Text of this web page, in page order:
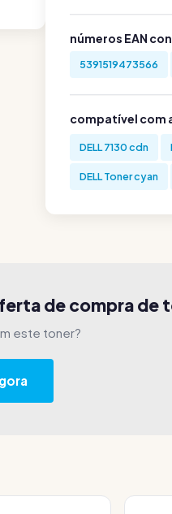
números EAN
5391519473566
compatível com
DELL 7130 cdn
DELL Toner cyan
de compra de
este toner?